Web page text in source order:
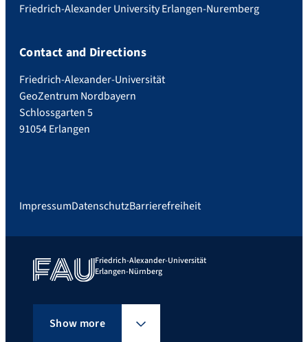
Friedrich-Alexander University Erlangen-Nuremberg
Contact and Directions
Friedrich-Alexander-Universität
GeoZentrum Nordbayern
Schlossgarten 5
91054 Erlangen
ImpressumDatenschutzBarrierefreiheit
Friedrich-Alexander-Universität
Erlangen-Nürnberg
Show more